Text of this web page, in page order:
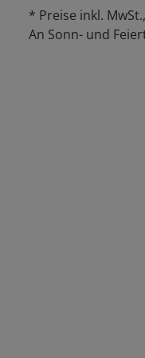
* Preise inkl.
An Sonn- und